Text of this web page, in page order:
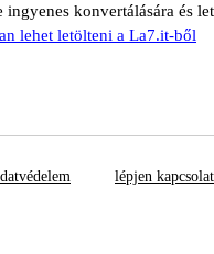
konvertálására és
lehet letölteni a La7.it-ből
lépjen